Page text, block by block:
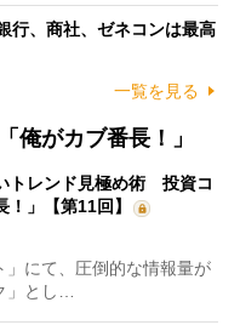
行、商社、ゼネコンは最高
一覧を見る
俺がカブ番長！」
トレンド見極め術 投資コ
！」【第11回】
にて、圧倒的な情報量が
」とし…